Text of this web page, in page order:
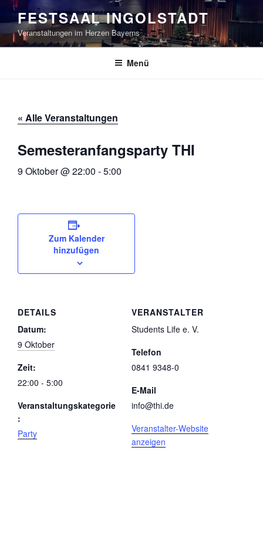
Zum
Inhalt
springen
FESTSAAL INGOLSTADT
Veranstaltungen im Herzen Bayerns
Menü
« Alle Veranstaltungen
Semesteranfangsparty THI
9 Oktober @ 22:00 -5:00
Zum Kalender
hinzufügen
DETAILS
Datum:
9 Oktober
Zeit:
22:00 - 5:00
Veranstaltungskategorie
:
Party
VERANSTALTER
Students Life e. V.
Telefon
0841 9348-0
E-Mail
info@thi.de
Veranstalter-Website
anzeigen